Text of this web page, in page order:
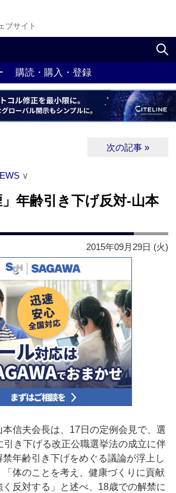
ブサイト
購読・購入・登録
次の記事 »
∨
」年齢引き下げ反対‐山本
2015年09月29日 (火)
信夫会長は、17日の定例会見で、選
引き下げる改正公職選挙法の成立に伴
年齢引き下げをめぐる議論が浮上し
体のことを考え、健康づくりに貢献
反対する」と述べ、18歳での解禁に